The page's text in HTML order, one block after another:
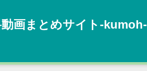
画まとめサイト‐kumoh‐